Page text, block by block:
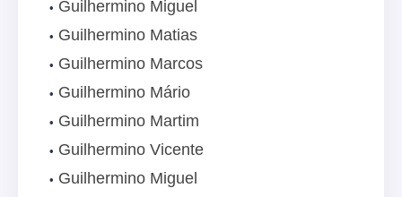
Guilhermino Miguel
Guilhermino Matias
Guilhermino Marcos
Guilhermino Mário
Guilhermino Martim
Guilhermino Vicente
Guilhermino Miguel